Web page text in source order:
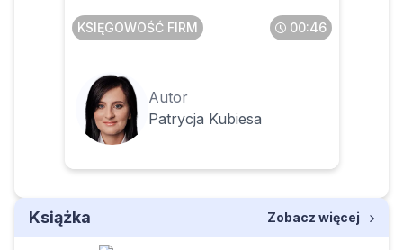
KSIĘGOWOŚĆ FIRM 00:46
Autor
Patrycja Kubiesa
Książka Zobacz więcej